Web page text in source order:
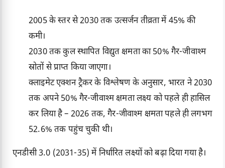
2005 के स्तर से 2030 तक उत्सर्जन तीव्रता में 45% की
कमी।
2030 तक कुल स्थापित विद्युत क्षमता का 50% गैर-जीवाश्म
स्रोतों से प्राप्त किया जाएगा।
क्लाइमेट एक्शन ट्रैकर के विश्लेषण के अनुसार, भारत ने 2030
तक अपने 50% गैर-जीवाश्म क्षमता लक्ष्य को पहले ही हासिल
कर लिया है – 2026 तक, गैर-जीवाश्म क्षमता पहले ही लगभग
52.6% तक पहुंच चुकी थी।
एनडीसी 3.0 (2031-35) में निर्धारित लक्ष्यों को बढ़ा दिया गया है।